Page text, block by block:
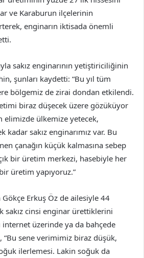
ve Karaburun ilçelerinin
enginarın iktisada önemli
sakız enginarının yetiştiriciliğinin
şunları kaydetti: “Bu yıl tüm
bölgemiz de zirai dondan etkilendi.
biraz düşecek üzere gözüküyor
elimizde ülkemize yetecek,
sakız enginarımız var. Bu
çanağın küçük kalmasına sebep
bir üretim merkezi, hasebiyle her
üretim yapıyoruz.”
Erkuş Öz de ailesiyle 44
sakız cinsi enginar ürettiklerini
internet üzerinde ya da bahçede
“Bu sene verimimiz biraz düşük,
ilerlemesi. Lakin soğuk da